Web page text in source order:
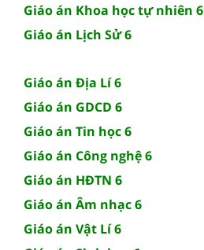
Giáo án Khoa học tự nhiên 6
Giáo án Lịch Sử 6
Giáo án Địa Lí 6
Giáo án GDCD 6
Giáo án Tin học 6
Giáo án Công nghệ 6
Giáo án HĐTN 6
Giáo án Âm nhạc 6
Giáo án Vật Lí 6